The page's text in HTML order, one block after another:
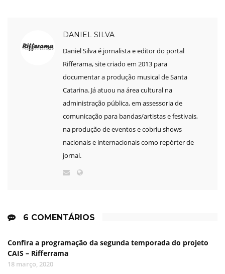
DANIEL SILVA
Daniel Silva é jornalista e editor do portal
Rifferama, site criado em 2013 para
documentar a produção musical de Santa
Catarina. Já atuou na área cultural na
administração pública, em assessoria de
comunicação para bandas/artistas e festivais,
na produção de eventos e cobriu shows
nacionais e internacionais como repórter de
jornal.
6 COMENTÁRIOS
Confira a programação da segunda temporada do projeto
CAIS – Rifferrama
18 março, 2020